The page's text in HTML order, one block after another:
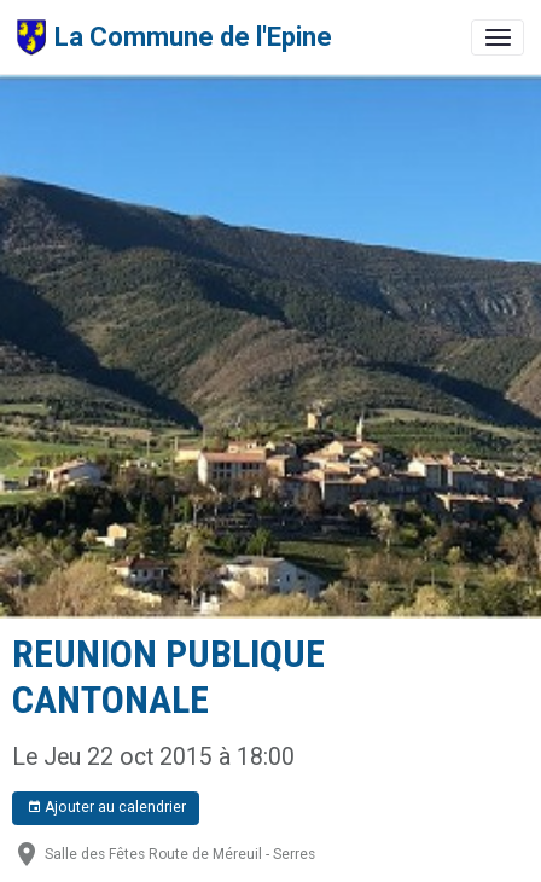
La Commune de l'Epine
REUNION PUBLIQUE
CANTONALE
Le Jeu 22 oct 2015 à 18:00
Ajouter au calendrier
Salle des Fêtes Route de Méreuil - Serres